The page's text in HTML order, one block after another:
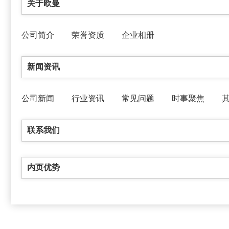
关于欧曼
公司简介 荣誉资质 企业相册
新闻资讯
公司新闻 行业资讯 常见问题 时事聚焦
联系我们
内页优势